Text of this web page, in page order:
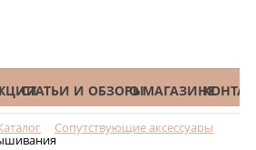
СТАТЬИ И ОБЗОРЫО МАГАЗИНЕ
Сопутствующие аксессуары